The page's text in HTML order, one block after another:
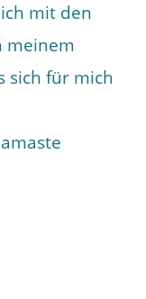
mit den
meinem
sich für mich